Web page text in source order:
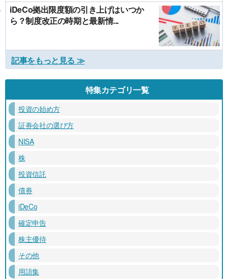
iDeCo拠出限度額の引き上げはいつか
ら？制度改正の時期と最新情...
記事をもっと見る ≫
特集カテゴリ一覧
投資の始め方
証券会社の選び方
NISA
株
投資信託
債券
iDeCo
確定申告
株主優待
その他
用語集